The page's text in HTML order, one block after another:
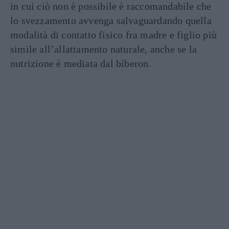
in cui ciò non è possibile è raccomandabile che
lo svezzamento avvenga salvaguardando quella
modalità di contatto fisico fra madre e figlio più
simile all’allattamento naturale, anche se la
nutrizione è mediata dal biberon.